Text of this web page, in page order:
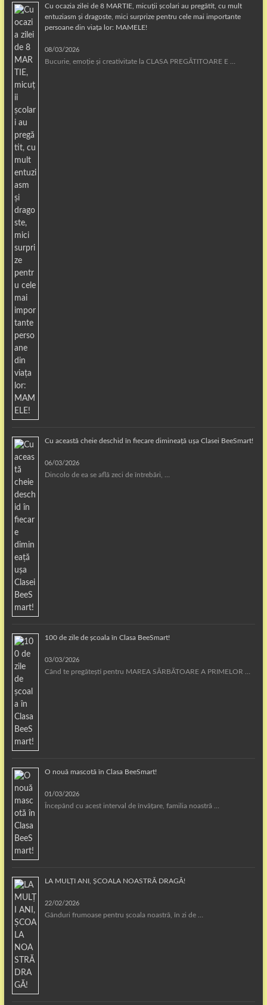
Cu ocazia zilei de 8 MARTIE, micuții școlari au pregătit, cu mult
entuziasm și dragoste, mici surprize pentru cele mai importante
persoane din viața lor: MAMELE!
08/03/2026
Bucurie, emoție și creativitate la CLASA PREGĂTITOARE E …
Cu această cheie deschid în fiecare dimineață ușa Clasei BeeSmart!
06/03/2026
Dincolo de ea se află zeci de întrebări, …
100 de zile de școala în Clasa BeeSmart!
03/03/2026
Când te pregătești pentru MAREA SĂRBĂTOARE A PRIMELOR …
O nouă mascotă în Clasa BeeSmart!
01/03/2026
Începând cu acest interval de învățare, familia noastră …
LA MULȚI ANI, ȘCOALA NOASTRĂ DRAGĂ!
22/02/2026
Gânduri frumoase pentru școala noastră, în zi de …